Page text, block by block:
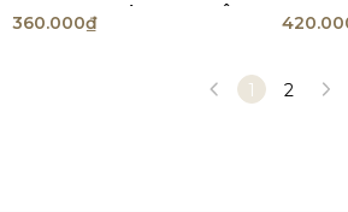
LEMONGRASS (KHUYNH DIỆP-
SẢ-TRÀM TRÀ)
360.000₫
1 2